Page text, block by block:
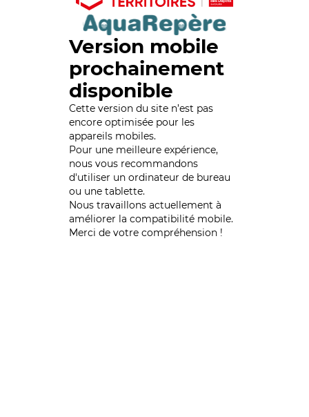
Version mobile
prochainement
disponible
Cette version du site n’est pas
encore optimisée pour les
appareils mobiles.
Pour une meilleure expérience,
nous vous recommandons
d'utiliser un ordinateur de bureau
ou une tablette.
Nous travaillons actuellement à
améliorer la compatibilité mobile.
Merci de votre compréhension !